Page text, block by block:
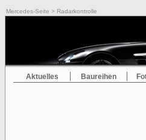
Mercedes-Seite > Radarkontrolle
Aktuelles Baureihen